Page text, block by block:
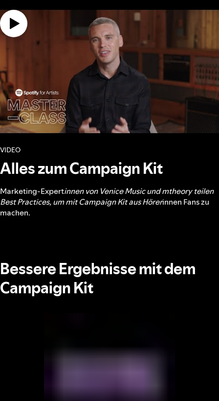
VIDEO
Alles zum Campaign Kit
Marketing-Expertinnen von Venice Music und mtheory teilen
Best Practices, um mit Campaign Kit aus Hörerinnen Fans zu
machen.
Bessere Ergebnisse mit dem
Campaign Kit